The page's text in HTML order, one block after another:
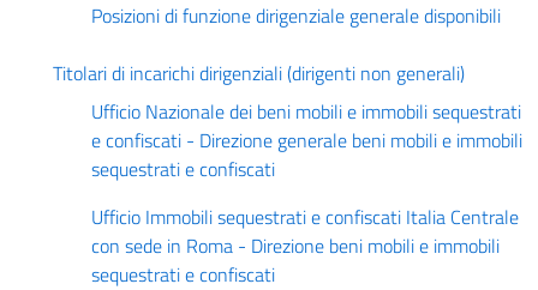
Posizioni di funzione dirigenziale generale disponibili
Titolari di incarichi dirigenziali (dirigenti non generali)
Ufficio Nazionale dei beni mobili e immobili sequestrati
e confiscati - Direzione generale beni mobili e immobili
sequestrati e confiscati
Ufficio Immobili sequestrati e confiscati Italia Centrale
con sede in Roma - Direzione beni mobili e immobili
sequestrati e confiscati